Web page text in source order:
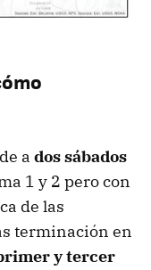
a dos sábados
1 y 2 pero con
de las
terminación en
y tercer